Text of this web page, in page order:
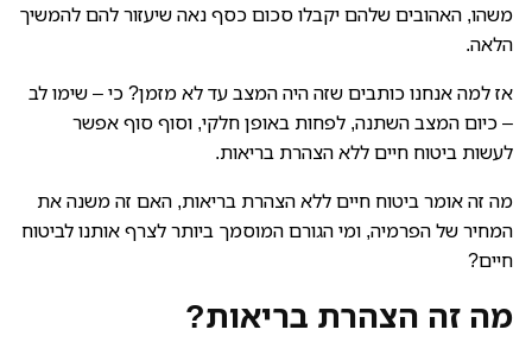
משהו, האהובים שלהם יקבלו סכום כסף נאה שיעזור להם להמשיך
הלאה.
אז למה אנחנו כותבים שזה היה המצב עד לא מזמן? כי – שימו לב
– כיום המצב השתנה, לפחות באופן חלקי, וסוף סוף אפשר
לעשות ביטוח חיים ללא הצהרת בריאות.
מה זה אומר ביטוח חיים ללא הצהרת בריאות, האם זה משנה את
המחיר של הפרמיה, ומי הגורם המוסמך ביותר לצרף אותנו לביטוח
חיים?
מה זה הצהרת בריאות?